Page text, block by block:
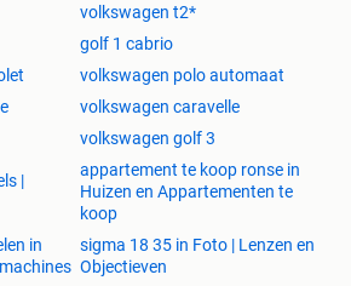
volkswagen t2*
golf 1 cabrio
volkswagen polo automaat
volkswagen caravelle
volkswagen golf 3
|
appartement te koop ronse in
Huizen en Appartementen te
koop
in
sigma 18 35 in Foto | Lenzen en
Objectieven